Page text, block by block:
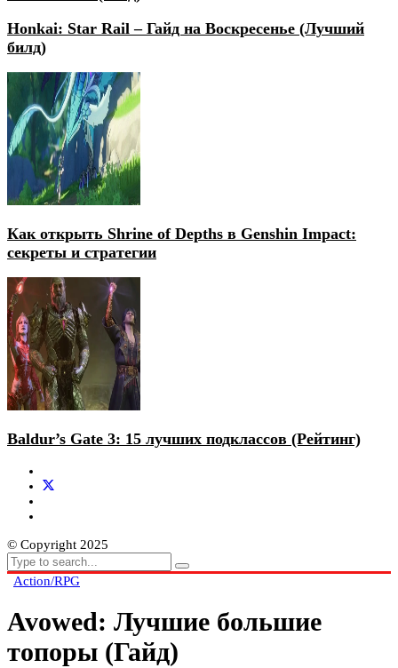
Honkai: Star Rail – Гайд на Воскресенье (Лучший
билд)
Как открыть Shrine of Depths в Genshin Impact:
секреты и стратегии
Baldur’s Gate 3: 15 лучших подклассов (Рейтинг)
© Copyright 2025
Action/RPG
Avowed: Лучшие большие
топоры (Гайд)